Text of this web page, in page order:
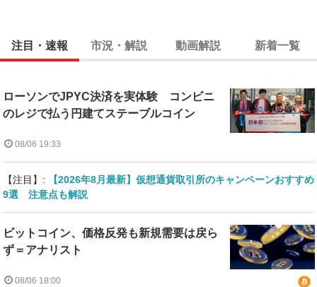
注目・速報 市況・解説 動画解説 新着一覧
ローソンでJPYC決済を実体験 コンビニ
のレジで払う円建てステーブルコイン
08/06 19:33
【注目】:
【2026年8月最新】仮想通貨取引所のキャンペーンおすすめ
9選 注意点も解説
ビットコイン、価格反発も新規需要は戻ら
ず＝アナリスト
08/06 18:00